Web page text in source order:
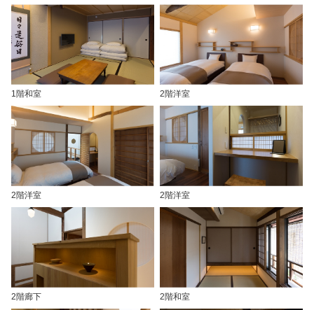
1階和室 2階洋室
2階洋室 2階洋室
2階廊下 2階和室